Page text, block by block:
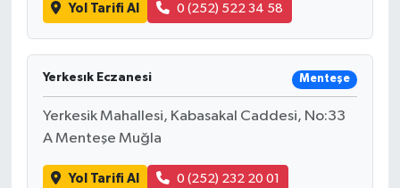
Yol Tarifi Al 0 (252) 522 34 58
Yerkesık Eczanesi Menteşe
Yerkesik Mahallesi, Kabasakal Caddesi, No:33
A Menteşe Muğla
Yol Tarifi Al 0 (252) 232 20 01